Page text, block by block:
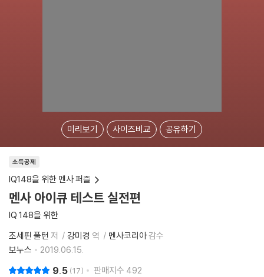
미리보기 사이즈비교 공유하기
소득공제
IQ148을 위한 멘사 퍼즐
멘사 아이큐 테스트 실전편
IQ 148을 위한
조세핀 풀턴 저 강미경 역 멘사코리아감수
보누스
2019.06.15.
9.5 17 판매지수 492